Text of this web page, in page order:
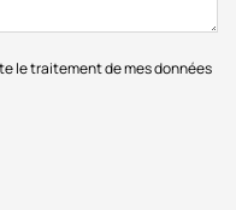
le traitement de mes données